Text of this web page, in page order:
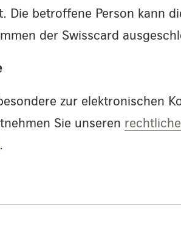
Die betroffene Person kann
der Swisscard
zur elektronischen
Sie unseren
.